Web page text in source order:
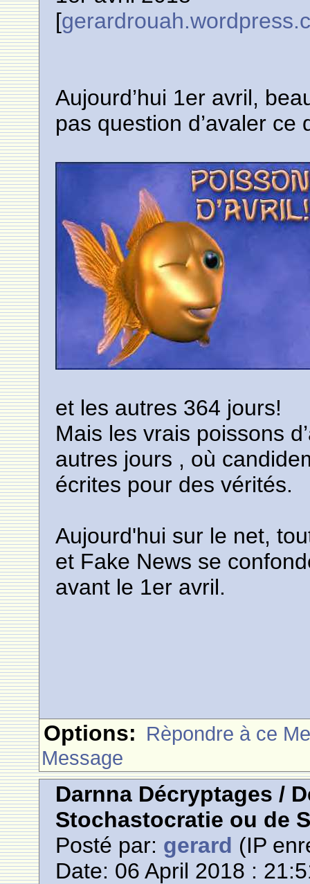
[
Aujourd’hui 1er avril,
pas question d’avaler ce
et les autres 364 jours!
Mais les vrais poissons
autres jours , où
écrites pour des vérités.
Aujourd'hui sur le net,
et Fake News se
avant le 1er avril.
Options: Rèpondre à ce
Message
Darnna Décryptages /
Stochastocratie ou de
Posté par: gerard (IP
Date: 06 April 2018 :